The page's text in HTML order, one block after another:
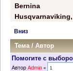
Bernina
Вниз
Тема /Автор
Помогите с
Автор Admin «